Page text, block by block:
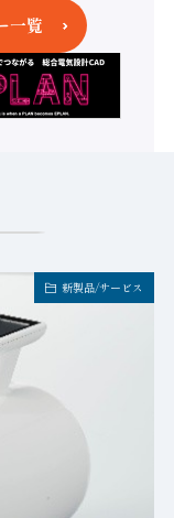
一覧
新製品/サービス